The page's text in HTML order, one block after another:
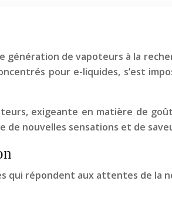
de vapoteurs à la
pour e-liquides, s’est
exigeante en matière de
nouvelles sensations et de
qui répondent aux attentes de la